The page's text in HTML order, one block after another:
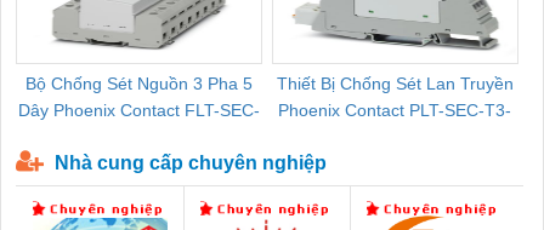
Bộ Chống Sét Nguồn 3 Pha 5
Dây Phoenix Contact FLT-SEC-
Thiết Bị Chống Sét Lan Truyền
Phoenix Contact PLT-SEC-T3-
Nhà cung cấp chuyên nghiệp